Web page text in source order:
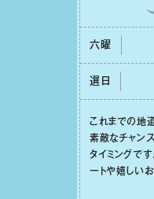
六曜
選日
これまでの地
素敵なチャン
タイミングで
ートや嬉しい